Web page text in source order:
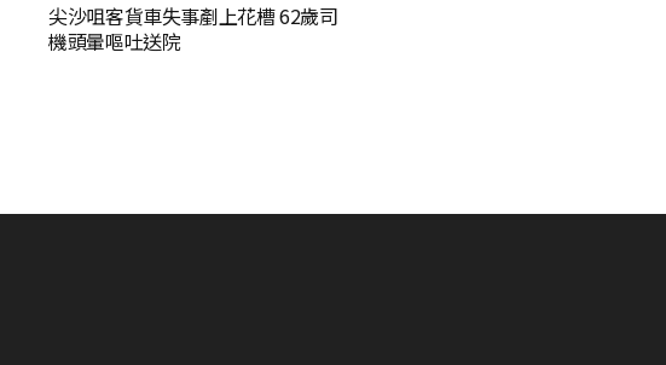
尖沙咀客貨車失事剷上花槽 62歲司
機頭暈嘔吐送院